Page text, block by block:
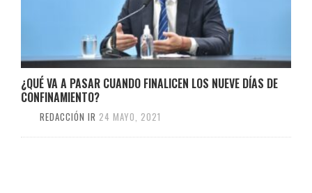
¿QUÉ VA A PASAR CUANDO FINALICEN LOS NUEVE DÍAS DE
CONFINAMIENTO?
REDACCIÓN IR 24 MAYO, 2021